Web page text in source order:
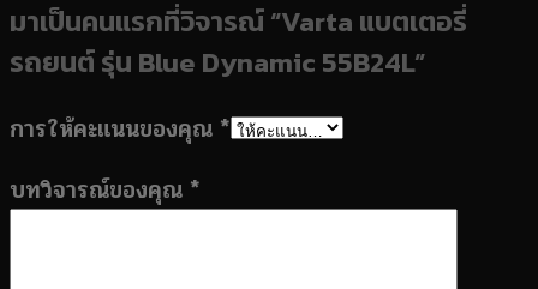
มาเป็นคนแรกที่วิจารณ์ “Varta แบตเตอรี่
รถยนต์ รุ่น Blue Dynamic 55B24L”
การให้คะแนนของคุณ *
บทวิจารณ์ของคุณ *